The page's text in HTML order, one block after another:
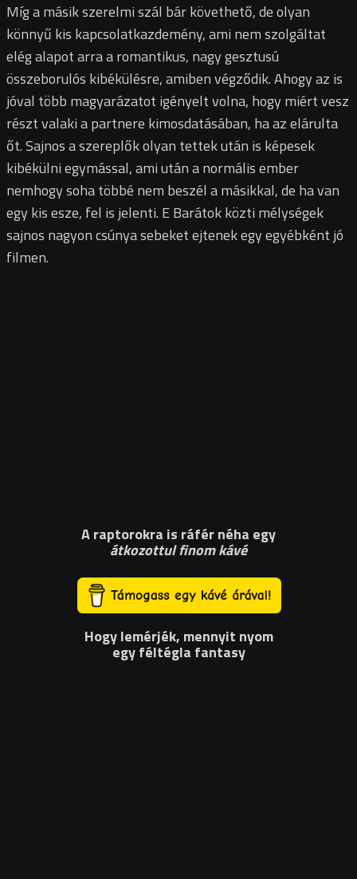
Míg a másik szerelmi szál bár követhető, de olyan
könnyű kis kapcsolatkazdemény, ami nem szolgáltat
elég alapot arra a romantikus, nagy gesztusú
összeborulós kibékülésre, amiben végződik. Ahogy az is
jóval több magyarázatot igényelt volna, hogy miért vesz
részt valaki a partnere kimosdatásában, ha az elárulta
őt. Sajnos a szereplők olyan tettek után is képesek
kibékülni egymással, ami után a normális ember
nemhogy soha többé nem beszél a másikkal, de ha van
egy kis esze, fel is jelenti. E Barátok közti mélységek
sajnos nagyon csúnya sebeket ejtenek egy egyébként jó
filmen.
A raptorokra is ráfér néha egy
átkozottul finom kávé
Hogy lemérjék, mennyit nyom
egy féltégla fantasy